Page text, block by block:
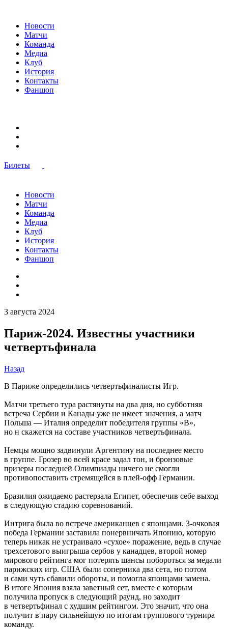
Новости
Матчи
Команда
Медиа
Клуб
История
Контакты
Фаншоп
Билеты
Новости
Матчи
Команда
Медиа
Клуб
История
Контакты
Фаншоп
3 августа 2024
Париж-2024. Известны участники
четвертьфинала
Назад
В Париже определились четвертьфиналисты Игр.
Матчи третьего тура растянуты на два дня, но субботняя
встреча Сербии и Канады уже не имеет значения, а матч
Польша — Италия определит победителя группы «В»,
но н скажется на составе участников четвертьфинала.
Немцы мощно задвинули Аргентину на последнее место
в группе. Грозер во всей красе задал тон, и бронзовые
призеры последней Олимпиады ничего не смогли
противопоставить стремящейся в плей-офф Германии.
Бразилия ожидаемо растерзала Египет, обеспечив себе выход
в следующую стадию соревнований.
Интрига была во встрече американцев с японцами. 3-очковая
победа Германии заставила понервничать Японию, которую
теперь никак не устраивало «сухое» поражение, ведь в случае
трехсетового выигрыша сербов у канадцев, второй номер
мирового рейтинга мог потерять шансы побороться за медали
парижских игр. США были соперника два сета, но потом
и сами чуть сбавили обороты, и помогла японцами замена.
В итоге Япония взяла заветный сет, вместе с которым
получила пропуск в следующий раунд, но заходит
в четвертьфинал с худшим рейтингом. Это значит, что она
получит в пару сильнейшую по итогам группового турнира
команду.